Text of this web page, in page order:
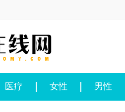
医疗 女性 男性